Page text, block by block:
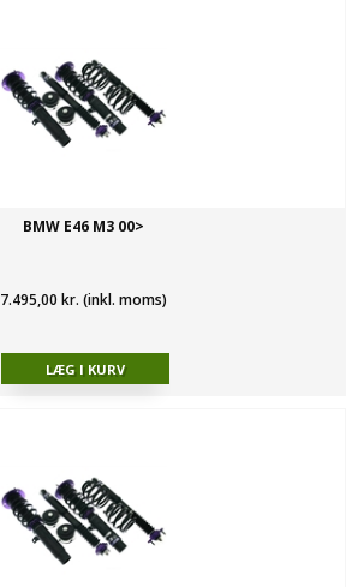
BMW E46 M3 00>
7.495,00 kr. (inkl. moms)